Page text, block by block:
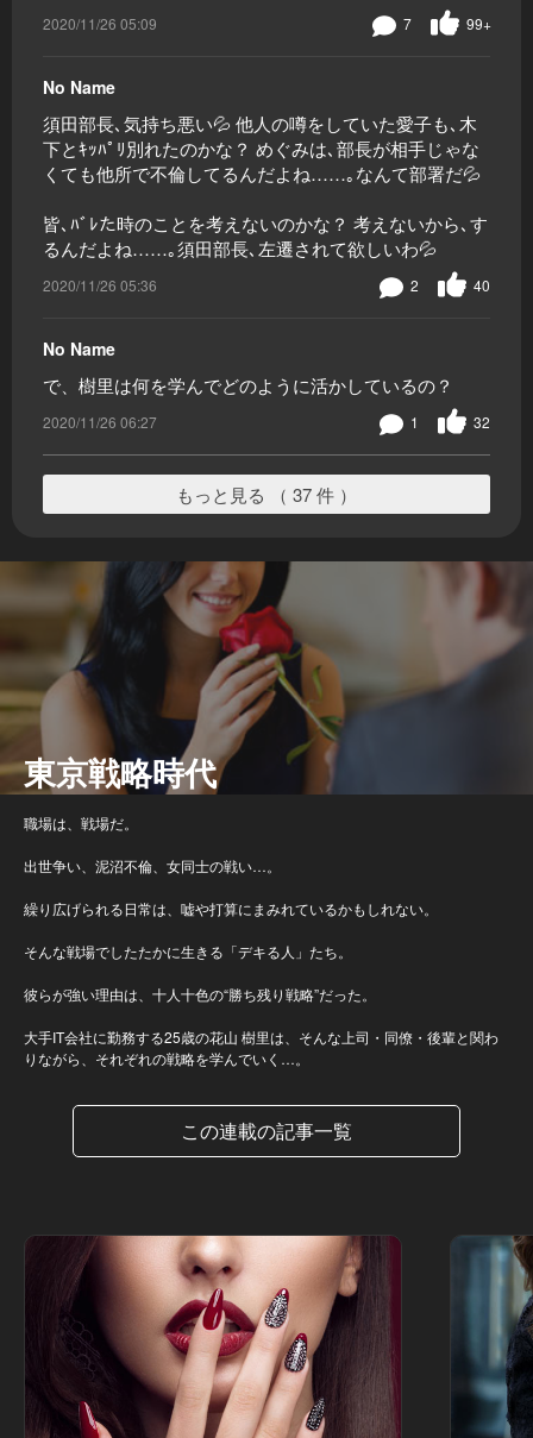
2020/11/26 05:09 99+
7
No Name
須田部長､気持ち悪い💦 他人の噂をしていた愛子も､木
下とｷｯﾊﾟﾘ別れたのかな？ めぐみは､部長が相手じゃな
くても他所で不倫してるんだよね……｡なんて部署だ💦
皆､ﾊﾞﾚた時のことを考えないのかな？ 考えないから､す
るんだよね……｡須田部長､左遷されて欲しいわ💦
2020/11/26 05:36 40
2
No Name
で、樹里は何を学んでどのように活かしているの？
2020/11/26 06:27 32
1
もっと見る （ 37 件 ）
東京戦略時代
職場は、戦場だ。
出世争い、泥沼不倫、女同士の戦い…。
繰り広げられる日常は、嘘や打算にまみれているかもしれない。
そんな戦場でしたたかに生きる「デキる人」たち。
彼らが強い理由は、十人十色の“勝ち残り戦略”だった。
大手IT会社に勤務する25歳の花山 樹里は、そんな上司・同僚・後輩と関わ
りながら、それぞれの戦略を学んでいく…。
この連載の記事一覧